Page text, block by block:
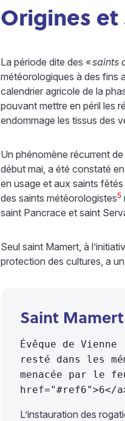
Origines
La période dite des «saints
météorologiques à des fins
calendrier agricole de la
pouvant mettre en péril les
endommage les tissus des
Un phénomène récurrent
début mai, a été constaté
en usage et aux saints
des saints météorologistes5
saint Pancrace et saint
Seul saint Mamert, à
protection des cultures, a
Saint
Évêque de
resté dans les
menacée par le
href="#ref6">6</
L’instauration des